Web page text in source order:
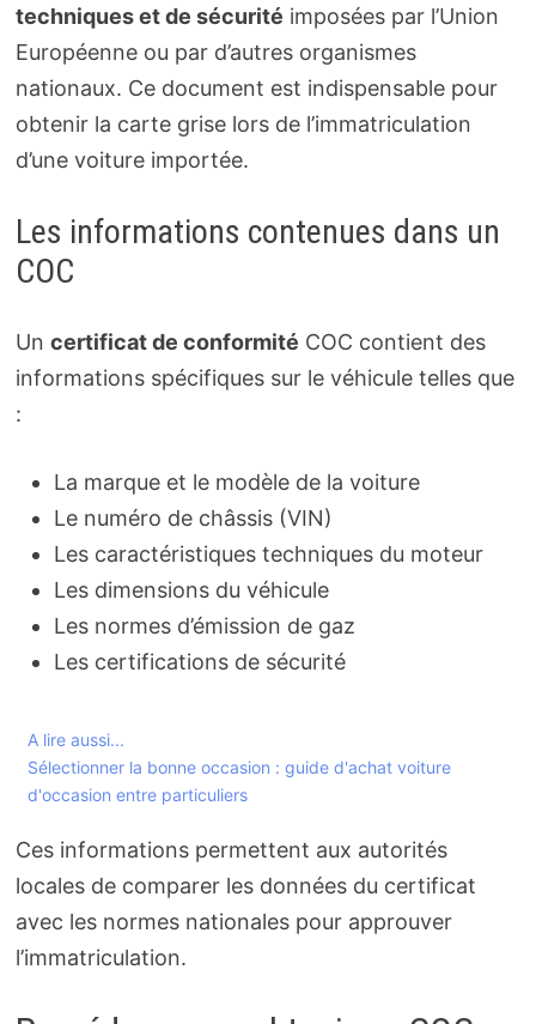
techniques et de sécurité imposées par l’Union
Européenne ou par d’autres organismes
nationaux. Ce document est indispensable pour
obtenir la carte grise lors de l’immatriculation
d’une voiture importée.
Les informations contenues dans un
COC
Un certificat de conformité COC contient des
informations spécifiques sur le véhicule telles que
:
La marque et le modèle de la voiture
Le numéro de châssis (VIN)
Les caractéristiques techniques du moteur
Les dimensions du véhicule
Les normes d’émission de gaz
Les certifications de sécurité
A lire aussi...
Sélectionner la bonne occasion : guide d'achat voiture
d'occasion entre particuliers
Ces informations permettent aux autorités
locales de comparer les données du certificat
avec les normes nationales pour approuver
l’immatriculation.